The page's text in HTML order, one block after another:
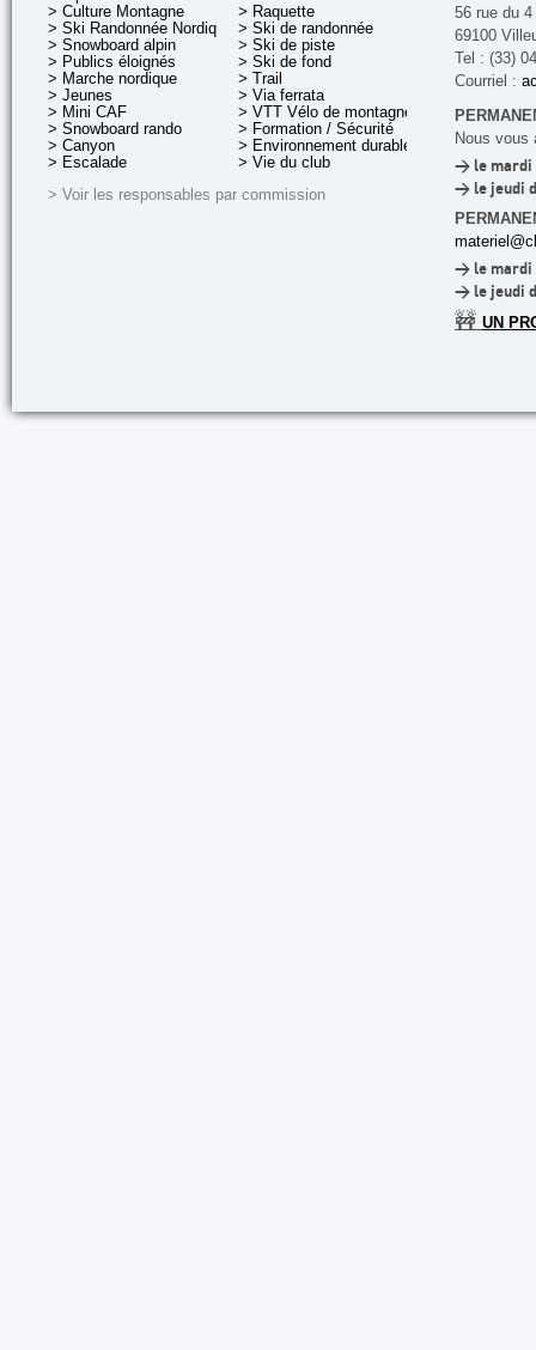
> Culture Montagne
> Ski Randonnée Nordique
> Snowboard alpin
> Publics éloignés
> Marche nordique
> Jeunes
> Mini CAF
> Snowboard rando
> Canyon
> Escalade
> Raquette
> Ski de randonnée
> Ski de piste
> Ski de fond
> Trail
> Via ferrata
> VTT Vélo de montagne
> Formation / Sécurité
> Environnement durable
> Vie du club
> Voir les responsables par commission
56 rue du
69100
Tel : (33)
Courriel :
Nous vous
> le mardi
> le jeudi
> le mardi
> le jeudi
🚧 UN